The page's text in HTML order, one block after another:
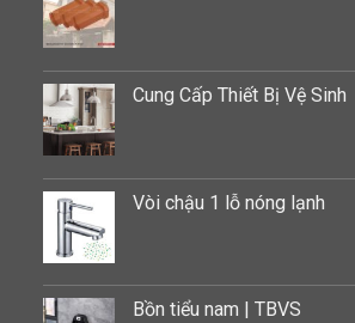
Cung Cấp Thiết Bị Vệ Sinh
Vòi chậu 1 lỗ nóng lạnh
Bồn tiểu nam | TBVS